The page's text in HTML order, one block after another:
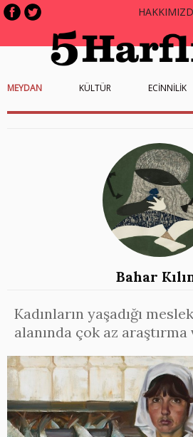
MEYDAN KÜLTÜR ECİNNİLİK
Bahar
Kadınların yaşadığı
alanında çok az araştırma